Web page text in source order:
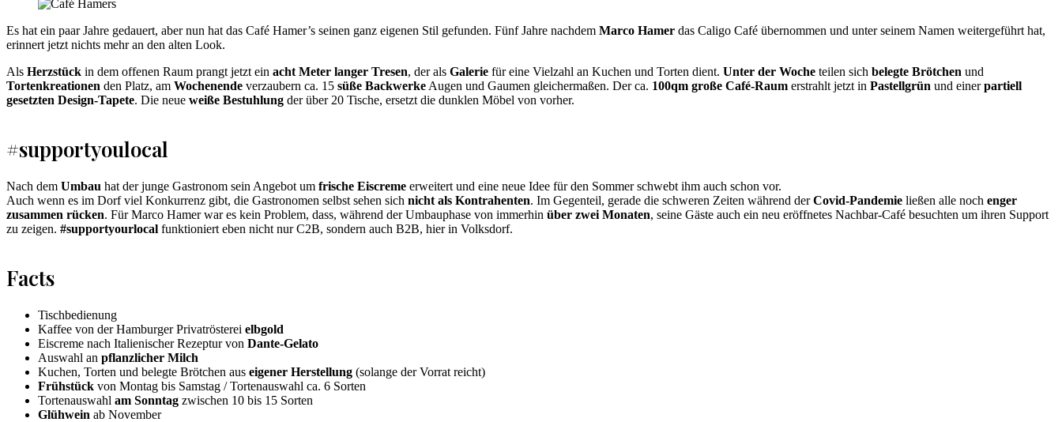
Es hat ein paar Jahre gedauert, aber nun hat das Café Hamer’s seinen ganz eigenen Stil gefunden. Fünf Jahre nachdem Marco Hamer das Caligo Café übernommen und unter seinem Namen weitergeführt hat,
erinnert jetzt nichts mehr an den alten Look.
Als Herzstück in dem offenen Raum prangt jetzt ein acht Meter langer Tresen, der als Galerie für eine Vielzahl an Kuchen und Torten dient. Unter der Woche teilen sich belegte Brötchen und
Tortenkreationen den Platz, am Wochenende verzaubern ca. 15 süße Backwerke Augen und Gaumen gleichermaßen. Der ca. 100qm große Café-Raum erstrahlt jetzt in Pastellgrün und einerpartiell
gesetzten Design-Tapete. Die neue weiße Bestuhlung der über 20 Tische, ersetzt die dunklen Möbel von vorher.
#supportyoulocal
Nach dem Umbau hat der junge Gastronom sein Angebot um frische Eiscreme erweitert und eine neue Idee für den Sommer schwebt ihm auch schon vor.
Auch wenn es im Dorf viel Konkurrenz gibt, die Gastronomen selbst sehen sich nicht als Kontrahenten. Im Gegenteil, gerade die schweren Zeiten während derCovid-Pandemie ließen alle noch enger
zusammen rücken. Für Marco Hamer war es kein Problem, dass, während der Umbauphase von immerhin über zwei Monaten, seine Gäste auch ein neu eröffnetes Nachbar-Café besuchten um ihren Support
zu zeigen. #supportyourlocal funktioniert eben nicht nur C2B, sondern auch B2B, hier in Volksdorf.
Facts
Tischbedienung
Kaffee von der Hamburger Privatrösterei elbgold
Eiscreme nach Italienischer Rezeptur von Dante-Gelato
Auswahl an pflanzlicher Milch
Kuchen, Torten und belegte Brötchen aus eigener Herstellung (solange der Vorrat reicht)
Frühstück von Montag bis Samstag / Tortenauswahl ca. 6 Sorten
Tortenauswahl am Sonntag zwischen 10 bis 15 Sorten
Glühwein ab November